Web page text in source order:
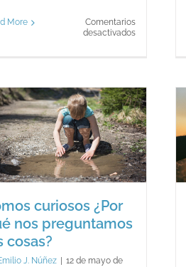
More
Comentarios
desactivadosen
Sebastián
curiosos ¿Por
nos preguntamos
cosas?
J. Núñez
12 de mayo de
¿Por qué nos gusta
tanto la cerveza?
Blog